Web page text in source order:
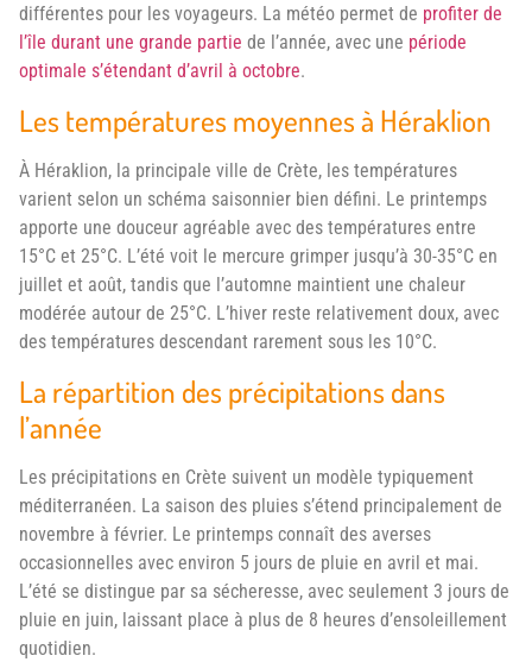
différentes pour les voyageurs. La météo permet de profiter de
l’île durant une grande partie de l’année, avec une période
optimale s’étendant d’avril à octobre.
Les températures moyennes à Héraklion
À Héraklion, la principale ville de Crète, les températures
varient selon un schéma saisonnier bien défini. Le printemps
apporte une douceur agréable avec des températures entre
15°C et 25°C. L’été voit le mercure grimper jusqu’à 30-35°C en
juillet et août, tandis que l’automne maintient une chaleur
modérée autour de 25°C. L’hiver reste relativement doux, avec
des températures descendant rarement sous les 10°C.
La répartition des précipitations dans
l’année
Les précipitations en Crète suivent un modèle typiquement
méditerranéen. La saison des pluies s’étend principalement de
novembre à février. Le printemps connaît des averses
occasionnelles avec environ 5 jours de pluie en avril et mai.
L’été se distingue par sa sécheresse, avec seulement 3 jours de
pluie en juin, laissant place à plus de 8 heures d’ensoleillement
quotidien.